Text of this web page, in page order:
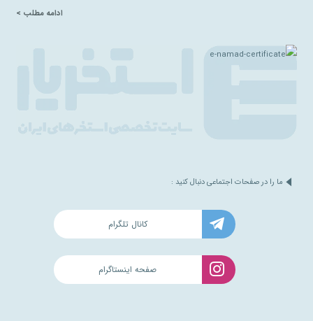
ادامه مطلب >
ما را در صفحات اجتماعی دنبال کنید :
کانال تلگرام
صفحه اینستاگرام